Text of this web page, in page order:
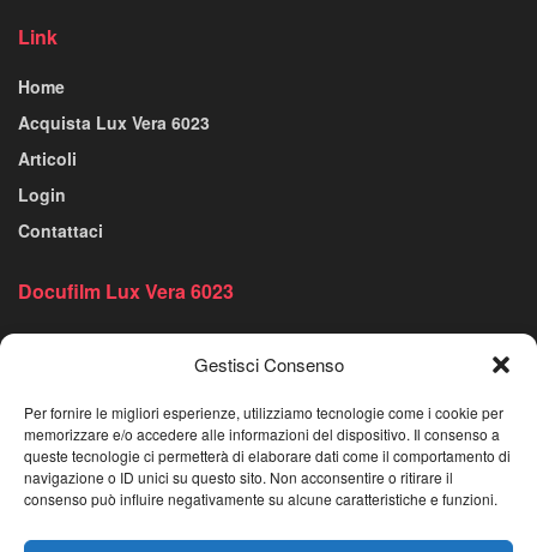
Gestisci Consenso
Per fornire le migliori esperienze, utilizziamo tecnologie come i cookie per
memorizzare e/o accedere alle informazioni del dispositivo. Il consenso a
queste tecnologie ci permetterà di elaborare dati come il comportamento di
navigazione o ID unici su questo sito. Non acconsentire o ritirare il
consenso può influire negativamente su alcune caratteristiche e funzioni.
Link
Home
Acquista Lux Vera 6023
Articoli
Login
Contattaci
Docufilm Lux Vera 6023
Effettua il Login
Lux Vera 6023 – La Storia
Trailer e Video
Galleria Fotografica
I protagonisti